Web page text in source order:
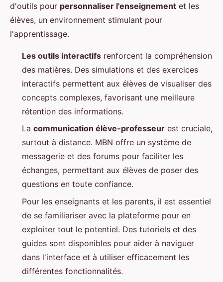
d'outils pour personnaliser l'enseignement et les
élèves, un environnement stimulant pour
l'apprentissage.
Les outils interactifs renforcent la compréhension
des matières. Des simulations et des exercices
interactifs permettent aux élèves de visualiser des
concepts complexes, favorisant une meilleure
rétention des informations.
La communication élève-professeur est cruciale,
surtout à distance. MBN offre un système de
messagerie et des forums pour faciliter les
échanges, permettant aux élèves de poser des
questions en toute confiance.
Pour les enseignants et les parents, il est essentiel
de se familiariser avec la plateforme pour en
exploiter tout le potentiel. Des tutoriels et des
guides sont disponibles pour aider à naviguer
dans l'interface et à utiliser efficacement les
différentes fonctionnalités.